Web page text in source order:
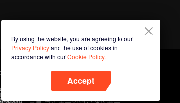
By using the website, you are agreeing to our
Privacy Policyand the use of cookies in
accordance with ourCookie Policy.
Accept
앱을 다운로드하려면 QR 코드